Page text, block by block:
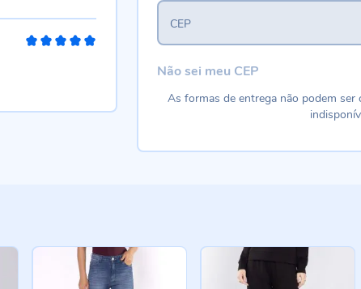
CEP
Não sei meu CEP
As formas de entrega não podem